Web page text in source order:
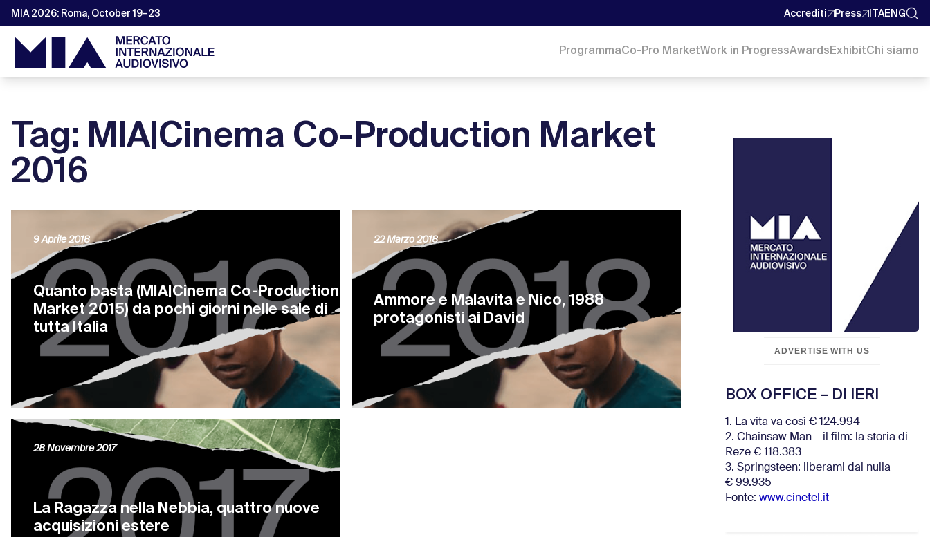
MIA 2026: Roma, October 19–23 Accrediti Press ITAENG
ProgrammaCo-Pro MarketWork in ProgressAwardsExhibitChi siamo
Tag: MIA|Cinema Co-Production Market
2016
Quanto basta (MIA|Cinema Co-Production
Market 2015) da pochi giorni nelle sale di
tutta Italia
9 Aprile 2018
Ammore e Malavita e Nico, 1988
protagonisti ai David
22 Marzo 2018
La Ragazza nella Nebbia, quattro nuove
acquisizioni estere
28 Novembre 2017
ADVERTISE WITH US
BOX OFFICE – DI IERI
1. La vita va così € 124.994
2. Chainsaw Man – il film: la storia di
Reze € 118.383
3. Springsteen: liberami dal nulla
€ 99.935
Fonte: www.cinetel.it